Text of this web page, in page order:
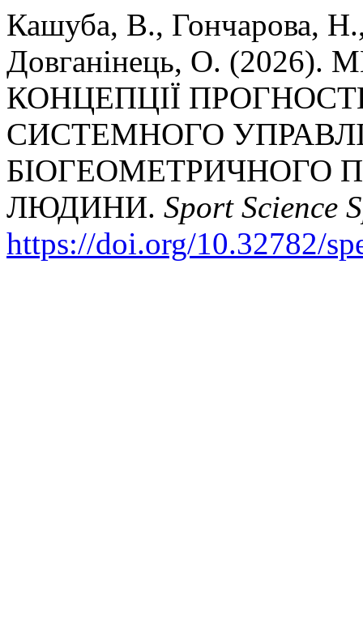
Кашуба, В., Гончарова,
Довганінець, О.
КОНЦЕПЦІЇ
СИСТЕМНОГО
БІОГЕОМЕТРИЧНОГО
ЛЮДИНИ. Sport Science
https://doi.org/10.32782/